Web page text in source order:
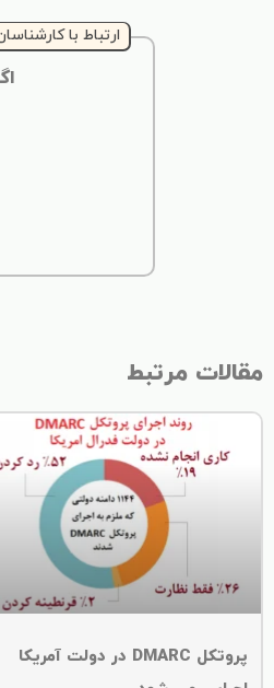
ارتباط با
مقالات مرتبط
پروتکل DMARC در دولت آمریکا